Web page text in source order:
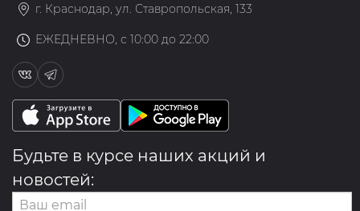
г. Краснодар, ул. Ставропольская, 133
ЕЖЕДНЕВНО, с 10:00 до 22:00
Будьте в курсе наших акций и
новостей: